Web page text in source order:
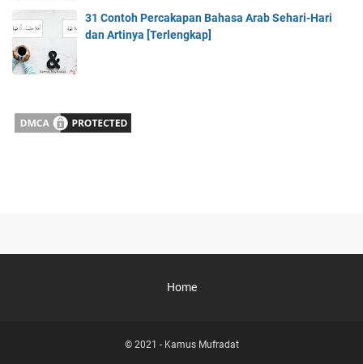
31 Contoh Percakapan Bahasa Arab Sehari-Hari
dan Artinya [Terlengkap]
Home
© 2021 - Kamus Mufradat